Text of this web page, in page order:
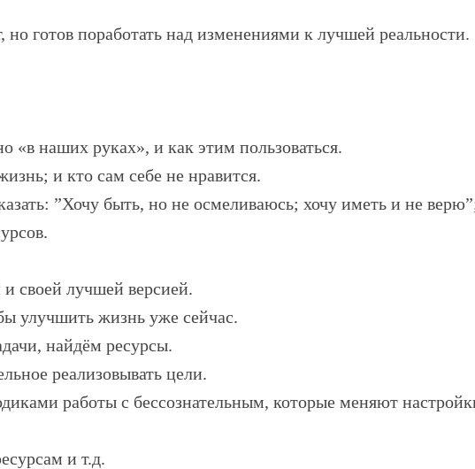
но готов поработать над изменениями к лучшей реальности.
«в наших руках», и как этим пользоваться.
и кто сам себе не нравится.
”Хочу быть, но не осмеливаюсь; хочу иметь и не
своей лучшей версией.
улучшить жизнь уже сейчас.
найдём ресурсы.
реализовывать цели.
работы с бессознательным, которые меняют
и т.д.